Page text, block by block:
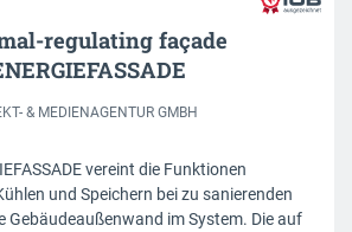
regulating façade
& MEDIENAGENTUR GMBH
vereint die Funktionen
und Speichern bei zu sanierenden
Gebäudeaußenwand im System. Die auf